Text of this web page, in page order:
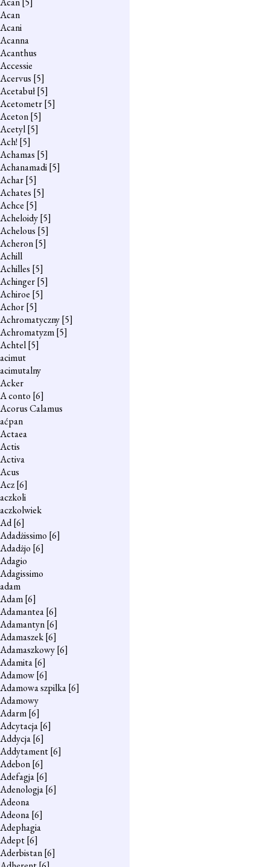
Acan
Acani
Acanna
Acanthus
Accessie
Acervus [5]
Acetabuł[5]
Acetometr[5]
Aceton[5]
Acetyl[5]
Ach! [5]
Achamas [5]
Achanamadi[5]
Achar[5]
Achates [5]
Achce [5]
Acheloidy[5]
Achelous [5]
Acheron[5]
Achill
Achilles [5]
Achinger[5]
Achiroe [5]
Achor[5]
Achromatyczny[5]
Achromatyzm[5]
Achtel[5]
acimut
acimutalny
Acker
A conto [6]
Acorus Calamus
aćpan
Actaea
Actis
Activa
Acus
Acz[6]
aczkoli
aczkolwiek
Ad[6]
Adadżissimo [6]
Adadżjo [6]
Adagio
Adagissimo
adam
Adam[6]
Adamantea[6]
Adamantyn[6]
Adamaszek[6]
Adamaszkowy[6]
Adamita[6]
Adamow[6]
Adamowa szpilka[6]
Adamowy
Adarm[6]
Adcytacja[6]
Addycja[6]
Addytament[6]
Adebon[6]
Adefagja[6]
Adenologja[6]
Adeona
Adeona[6]
Adephagia
Adept[6]
Aderbistan[6]